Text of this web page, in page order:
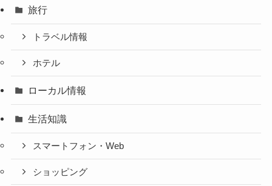
旅行
トラベル情報
ホテル
ローカル情報
生活知識
スマートフォン・Web
ショッピング